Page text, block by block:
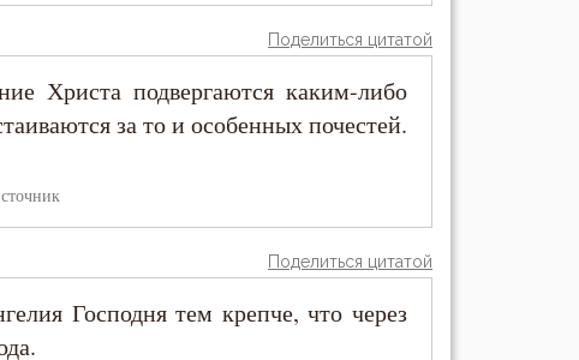
Поделиться цитатой
Христа подвергаются каким-либо
за то и особенных почестей.
Поделиться цитатой
Господня тем крепче, что через